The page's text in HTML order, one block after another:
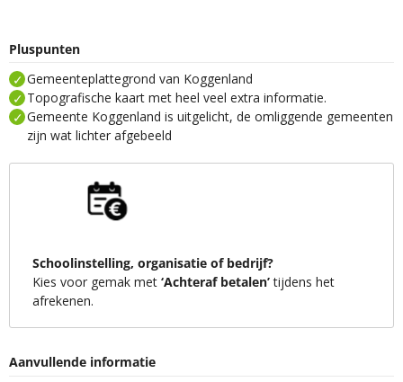
Pluspunten
Gemeenteplattegrond van Koggenland
Topografische kaart met heel veel extra informatie.
Gemeente Koggenland is uitgelicht, de omliggende gemeenten
zijn wat lichter afgebeeld
Schoolinstelling, organisatie of bedrijf?
Kies voor gemak met ‘Achteraf betalen’tijdens het
afrekenen.
Aanvullende informatie